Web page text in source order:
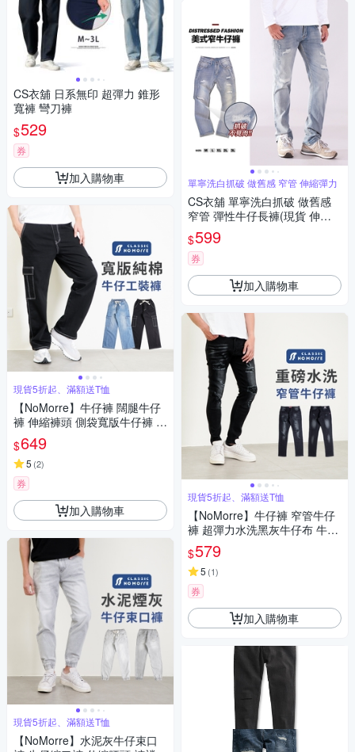
CS衣舖 日系無印 超彈力 錐形
寬褲 彎刀褲
$529
券
加入購物車
現貨5折起、滿額送T恤
【NoMorre】牛仔褲 闊腿牛仔
褲 伸縮褲頭 側袋寬版牛仔褲 水
洗純棉無彈牛仔布 2色 M-XL 台
灣現貨 #2030
$649
5 (2)
券
加入購物車
現貨5折起、滿額送T恤
【NoMorre】水泥灰牛仔束口
單寧洗白抓破 做舊感 窄管 伸縮彈力
CS衣舖 單寧洗白抓破 做舊感
窄管 彈性牛仔長褲(現貨 伸縮
彈力)
$599
券
加入購物車
現貨5折起、滿額送T恤
【NoMorre】牛仔褲 窄管牛仔
褲 超彈力水洗黑灰牛仔布 牛仔
褲男 牛仔長褲 M-2L 台灣現貨
#5721
$579
5 (1)
券
加入購物車